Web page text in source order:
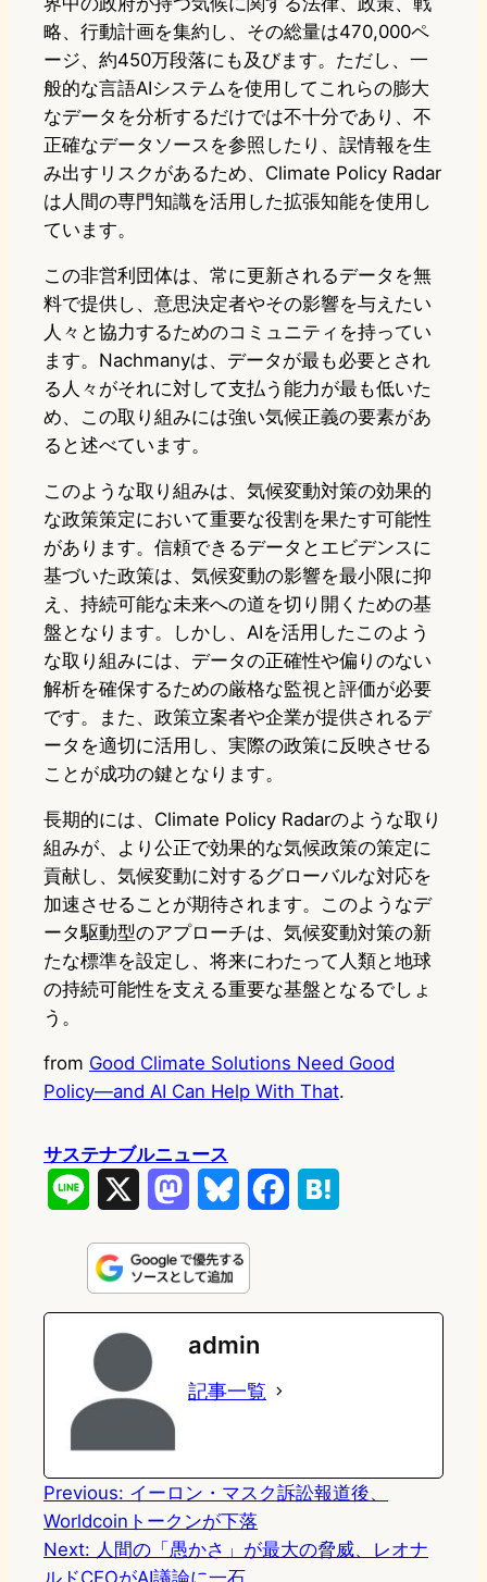
略、行動計画を集約し、その総量は470,000ペ
ージ、約450万段落にも及びます。ただし、一
般的な言語AIシステムを使用してこれらの膨大
なデータを分析するだけでは不十分であり、不
正確なデータソースを参照したり、誤情報を生
み出すリスクがあるため、Climate Policy Radar
は人間の専門知識を活用した拡張知能を使用し
ています。
この非営利団体は、常に更新されるデータを無
料で提供し、意思決定者やその影響を与えたい
人々と協力するためのコミュニティを持ってい
ます。Nachmanyは、データが最も必要とされ
る人々がそれに対して支払う能力が最も低いた
め、この取り組みには強い気候正義の要素があ
ると述べています。
このような取り組みは、気候変動対策の効果的
な政策策定において重要な役割を果たす可能性
があります。信頼できるデータとエビデンスに
基づいた政策は、気候変動の影響を最小限に抑
え、持続可能な未来への道を切り開くための基
盤となります。しかし、AIを活用したこのよう
な取り組みには、データの正確性や偏りのない
解析を確保するための厳格な監視と評価が必要
です。また、政策立案者や企業が提供されるデ
ータを適切に活用し、実際の政策に反映させる
ことが成功の鍵となります。
長期的には、Climate Policy Radarのような取り
組みが、より公正で効果的な気候政策の策定に
貢献し、気候変動に対するグローバルな対応を
加速させることが期待されます。このようなデ
ータ駆動型のアプローチは、気候変動対策の新
たな標準を設定し、将来にわたって人類と地球
の持続可能性を支える重要な基盤となるでしょ
う。
from Good Climate Solutions Need Good
Policy—and AI Can Help With That.
サステナブルニュース
n
e
s
t
o
d
n
u
e
s
k
e
k
e
admin
記事一覧
Previous: イーロン・マスク訴訟報道後、
Worldcoinトークンが下落
Next: 人間の「愚かさ」が最大の脅威、レオナ